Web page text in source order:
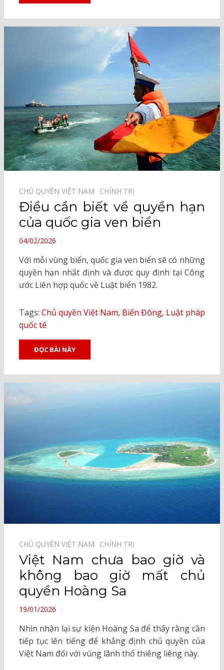
CHỦ QUYỀN VIỆT NAM⠀ CHÍNH TRỊ⠀
Điều cần biết về quyền hạn
của quốc gia ven biển
POSTED
04/02/2026
Với mỗi vùng biển, quốc gia ven biển sẽ có những
quyền hạn nhất định và được quy định tại Công
ước Liên hợp quốc về Luật biển 1982.
Tags: Chủ quyền Việt Nam, Biển Đông, Luật pháp
quốc tế
ĐỌC BÀI NÀY
CHỦ QUYỀN VIỆT NAM⠀ CHÍNH TRỊ⠀
Việt Nam chưa bao giờ và
không bao giờ mất chủ
quyền Hoàng Sa
POSTED
19/01/2026
Nhìn nhận lại sự kiện Hoàng Sa để thấy rằng cần
tiếp tục lên tiếng để khẳng định chủ quyền của
Việt Nam đối với vùng lãnh thổ thiêng liêng này.